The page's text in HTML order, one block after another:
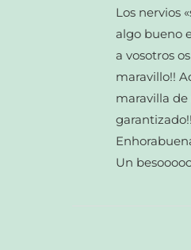
Los nervios
algo bueno
a vosotros
maravillo!!
maravilla
Un